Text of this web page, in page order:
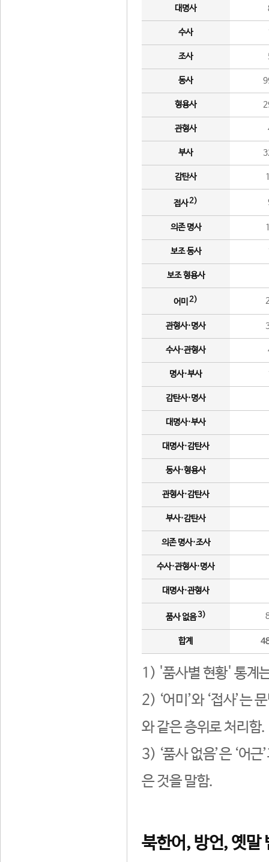
대명사
수사
조사
동사
형용사
관형사
부사
감탄사
접사2)
의존 명사
보조 동사
보조 형용사
어미 2)
관형사·명사
수사·관형사
명사·부사
감탄사·명사
대명사·부사
대명사·감탄사
동사·형용사
관형사·감탄사
부사·감탄사
의존 명사·조사
수사·관형사·명사
대명사·관형사
품사 없음3)
합계
1) '품사별 현황' 통계
2) ‘어미’와 ‘접사’는
와 같은 층위로 처리함.
3) ‘품사 없음’은 ‘어
은 것을 말함.
북한어, 방언, 옛말